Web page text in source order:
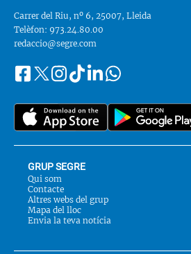
Carrer del Riu, nº 6, 25007, Lleida
Telèfon: 973.24.80.00
redaccio@segre.com
Segueix-
a::
FacebookInstagram
TiktokLinkedinWhatsapp
GRUP SEGRE
Qui som
Contacte
Altres webs del grup
Mapa del lloc
Envia la teva notícia